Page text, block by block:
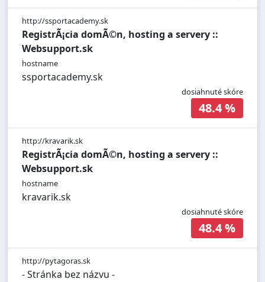
http://ssportacademy.sk
RegistrÃ¡cia domÃ©n, hosting a servery ::
Websupport.sk
hostname
ssportacademy.sk
dosiahnuté skóre
48.4 %
http://kravarik.sk
RegistrÃ¡cia domÃ©n, hosting a servery ::
Websupport.sk
hostname
kravarik.sk
dosiahnuté skóre
48.4 %
http://pytagoras.sk
- Stránka bez názvu -